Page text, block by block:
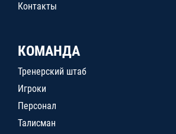
Контакты
КОМАНДА
Тренерский штаб
Игроки
Персонал
Талисман